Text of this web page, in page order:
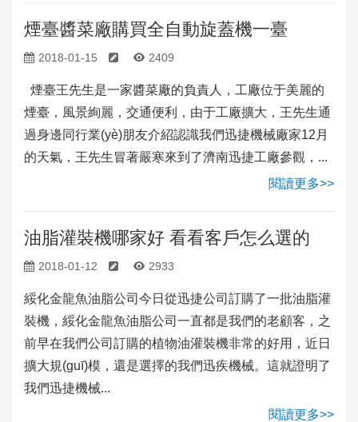
煙臺醬菜廠購買全自動旋蓋機一臺
2018-01-15 2409
煙臺王先生是一家醬菜廠的負責人，工廠位于美麗的
煙臺，風景絢麗，交通便利，由于工廠擴大，王先生通
過身邊同行業(yè)朋友介紹認識我們迅捷機械廠家12月
的天氣，王先生冒著嚴寒來到了濟南迅捷工廠參觀，...
閱讀更多>>
油脂灌裝機哪家好 看看客戶怎么選的
2018-01-12 2933
綏化金龍魚油脂公司今日從迅捷公司訂購了一批油脂灌
裝機，綏化金龍魚油脂公司一直都是我們的老顧客，之
前早在我們公司訂購的植物油灌裝機非常的好用，近日
擴大規(guī)模，還是選擇的我們迅疾機械。這就證明了
我們迅捷機械...
閱讀更多>>